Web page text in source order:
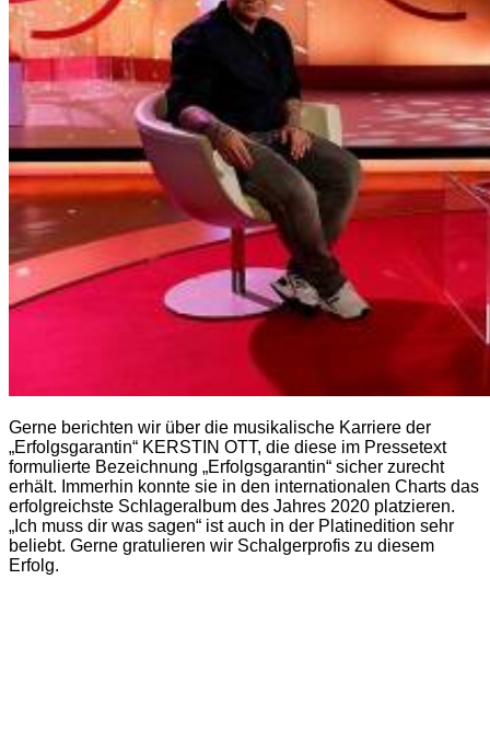
Gerne berichten wir über die musikalische Karriere der
„Erfolgsgarantin“ KERSTIN OTT, die diese im Pressetext
formulierte Bezeichnung „Erfolgsgarantin“ sicher zurecht
erhält. Immerhin konnte sie in den internationalen Charts das
erfolgreichste Schlageralbum des Jahres 2020 platzieren.
„Ich muss dir was sagen“ ist auch in der Platinedition sehr
beliebt. Gerne gratulieren wir Schalgerprofis zu diesem
Erfolg.